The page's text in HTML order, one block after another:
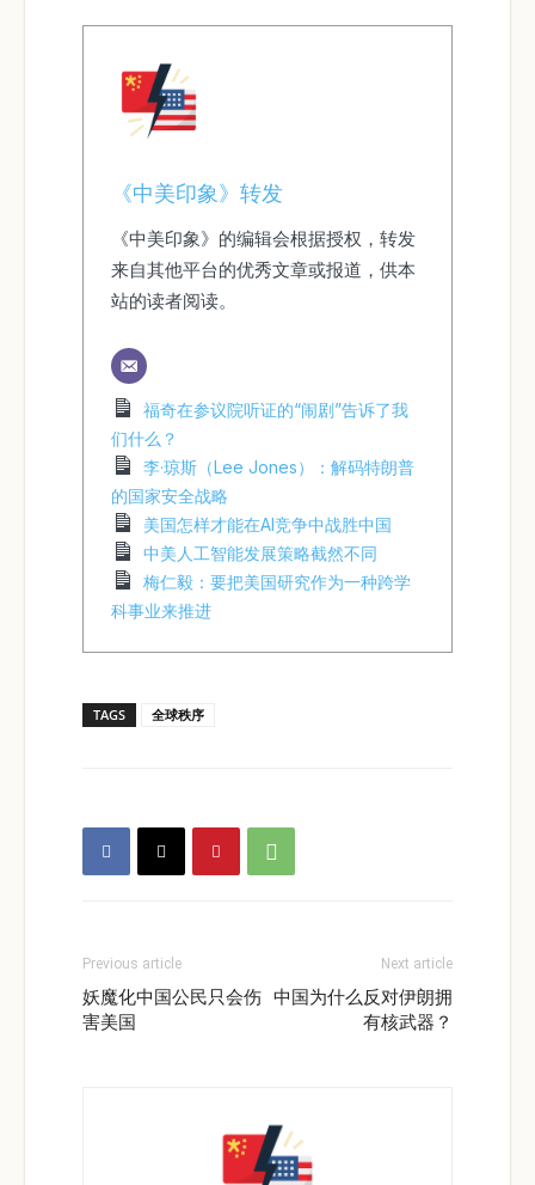
《中美印象》转发
《中美印象》的编辑会根据授权，转发
来自其他平台的优秀文章或报道，供本
站的读者阅读。
福奇在参议院听证的“闹剧”告诉了我
们什么？
李·琼斯（Lee Jones）：解码特朗普
的国家安全战略
美国怎样才能在AI竞争中战胜中国
中美人工智能发展策略截然不同
梅仁毅：要把美国研究作为一种跨学
科事业来推进
TAGS 全球秩序
Previous article
妖魔化中国公民只会伤
害美国
Next article
中国为什么反对伊朗拥
有核武器？